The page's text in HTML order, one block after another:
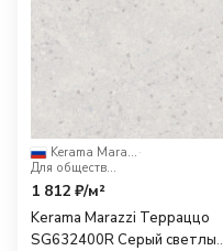
Kerama Marazzi ·
Для общественных помещений
1 812 ₽/м²
Kerama Marazzi Терраццо
SG632400R Серый светлый